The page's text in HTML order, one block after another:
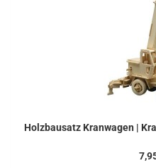
Holzbausatz Kranwagen |